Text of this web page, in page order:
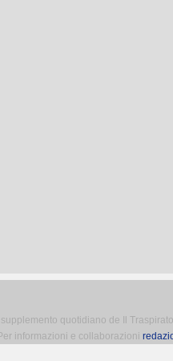
quotidiano de Il
informazioni e collaborazioni